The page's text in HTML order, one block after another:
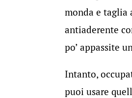
monda e taglia
antiaderente
po’ appassite
Intanto,
puoi usare